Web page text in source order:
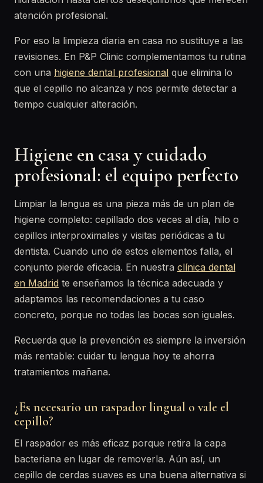
atención profesional.
Por eso la limpieza diaria en casa no sustituye a las
revisiones. En P&P Clinic complementamos tu rutina
con una higiene dental profesional que elimina lo
que el cepillo no alcanza y nos permite detectar a
tiempo cualquier alteración.
Higiene en casa y cuidado
profesional: el equipo perfecto
Limpiar la lengua es una pieza más de un plan de
higiene completo: cepillado dos veces al día, hilo o
cepillos interproximales y visitas periódicas a tu
dentista. Cuando uno de estos elementos falla, el
conjunto pierde eficacia. En nuestra clínica dental
en Madrid te enseñamos la técnica adecuada y
adaptamos las recomendaciones a tu caso
concreto, porque no todas las bocas son iguales.
Recuerda que la prevención es siempre la inversión
más rentable: cuidar tu lengua hoy te ahorra
tratamientos mañana.
¿Es necesario un raspador lingual o vale el
cepillo?
El raspador es más eficaz porque retira la capa
bacteriana en lugar de removerla. Aún así, un
cepillo de cerdas suaves es una buena alternativa si